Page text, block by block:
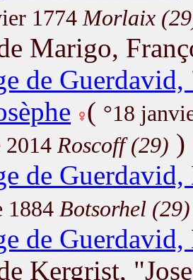
1774 Morlaix
Marigo,
de
( °18
2014 Roscoff (29) )
de
1884 Botsorhel (29)
de
Kergrist,